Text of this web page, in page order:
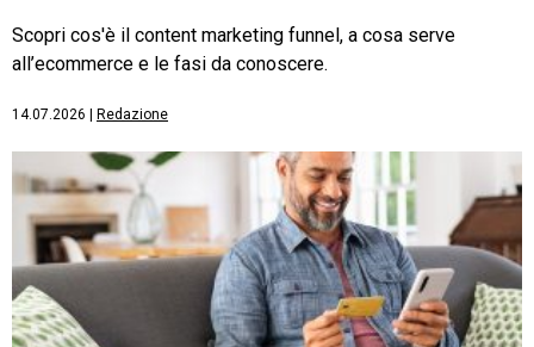
Scopri cos'è il content marketing funnel, a cosa serve
all’ecommerce e le fasi da conoscere.
14.07.2026 Redazione